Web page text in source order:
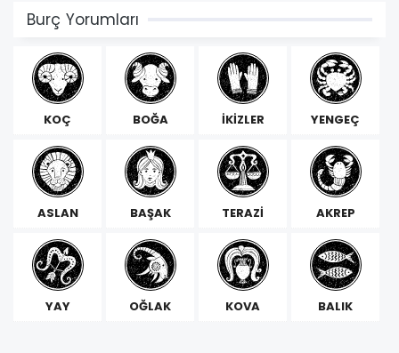
Burç Yorumları
KOÇ BOĞA İKİZLER YENGEÇ
ASLAN BAŞAK TERAZİ AKREP
YAY OĞLAK KOVA BALIK